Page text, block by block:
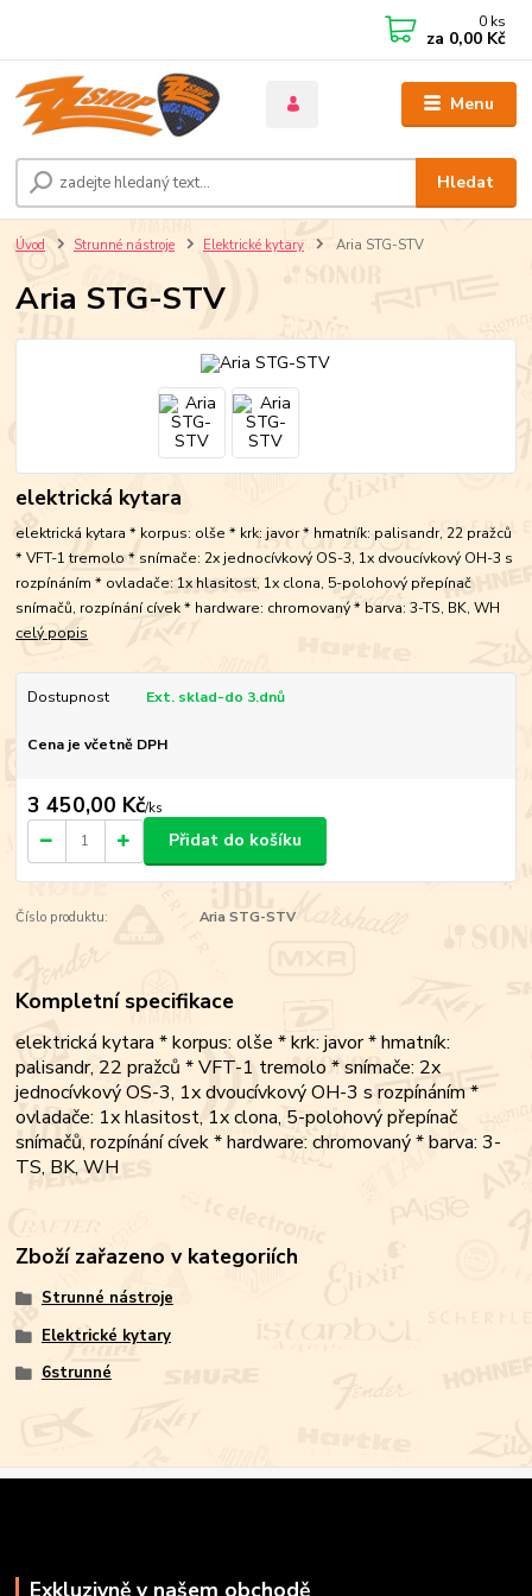
Menu
Hledat
0 ks
za 0,00 Kč
Úvod Strunné nástroje Elektrické kytary Aria STG-STV
Aria STG-STV
elektrická kytara
elektrická kytara * korpus: olše * krk: javor * hmatník: palisandr, 22 pražců
* VFT-1 tremolo * snímače: 2x jednocívkový OS-3, 1x dvoucívkový OH-3 s
rozpínáním * ovladače: 1x hlasitost, 1x clona, 5-polohový přepínač
snímačů, rozpínání cívek * hardware: chromovaný * barva: 3-TS, BK, WH
celý popis
Dostupnost Ext. sklad-do 3.dnů
Cena je včetně DPH
3 450,00 Kč/ks
Přidat do košíku
Číslo produktu: Aria STG-STV
Kompletní specifikace
elektrická kytara * korpus: olše * krk: javor * hmatník:
palisandr, 22 pražců * VFT-1 tremolo * snímače: 2x
jednocívkový OS-3, 1x dvoucívkový OH-3 s rozpínáním *
ovladače: 1x hlasitost, 1x clona, 5-polohový přepínač
snímačů, rozpínání cívek * hardware: chromovaný * barva: 3-
TS, BK, WH
Zboží zařazeno v kategoriích
Strunné nástroje
Elektrické kytary
6strunné
Exkluzivně v našem obchodě